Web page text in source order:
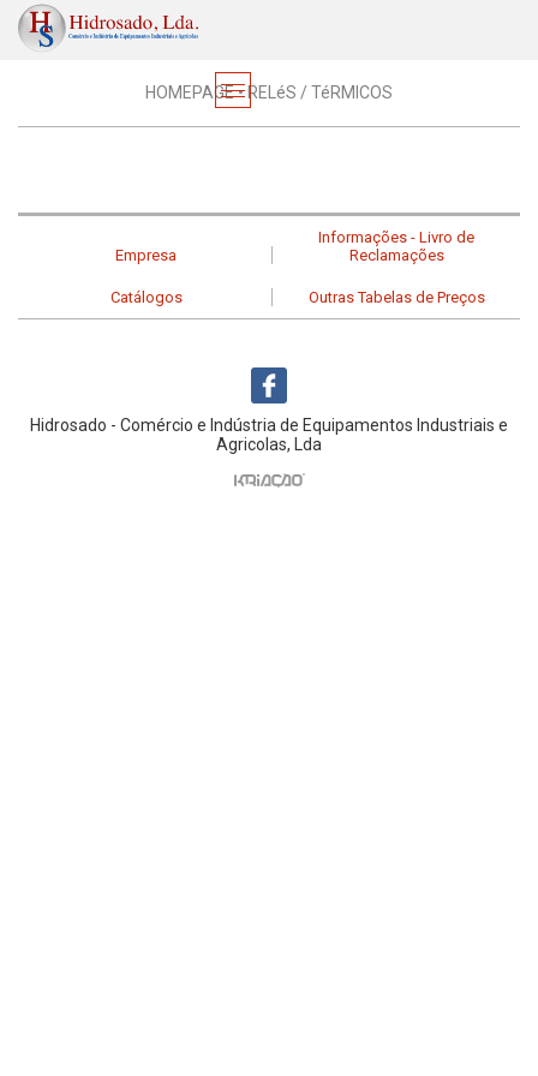
Material Eléctrico
HOMEPAGE• RELéS / TéRMICOS
Empresa
Informações - Livro de
Reclamações
Catálogos Outras Tabelas de Preços
Hidrosado - Comércio e Indústria de Equipamentos Industriais e
Agricolas, Lda